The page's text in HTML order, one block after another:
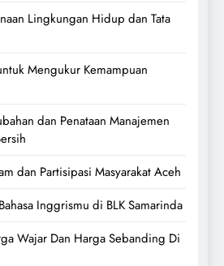
Lingkungan Hidup dan Tata
Mengukur Kemampuan
dan Penataan Manajemen
dan Partisipasi Masyarakat Aceh
Inggrismu di BLK Samarinda
Wajar Dan Harga Sebanding Di